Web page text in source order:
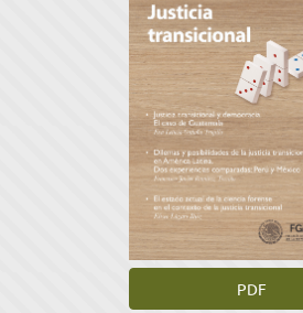
artículo
PDF